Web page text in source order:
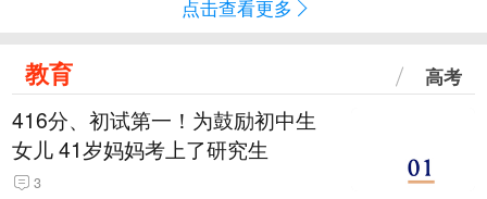
点击查看更多
教育 高考
416分、初试第一！为鼓励初中生
女儿 41岁妈妈考上了研究生
3